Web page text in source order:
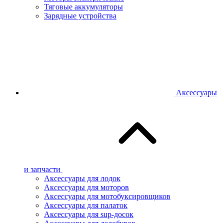
Тяговые аккумуляторы
Зарядные устройства
Аксессуары
и запчасти
Аксессуары для лодок
Аксессуары для моторов
Аксессуары для мотобуксировщиков
Аксессуары для палаток
Аксессуары для sup-досок